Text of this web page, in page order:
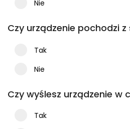
Nie
Czy urządzenie pochodzi
Tak
Nie
Czy wyślesz urządzenie w
Tak